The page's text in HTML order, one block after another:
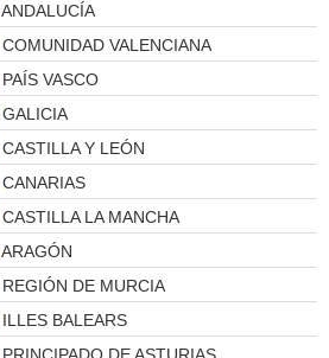
ANDALUCÍA
COMUNIDAD VALENCIANA
PAÍS VASCO
GALICIA
CASTILLA Y LEÓN
CANARIAS
CASTILLA LA MANCHA
ARAGÓN
REGIÓN DE MURCIA
ILLES BALEARS